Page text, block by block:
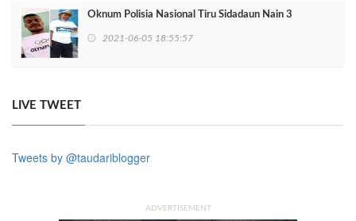
Oknum Polisia Nasional Tiru Sidadaun Nain 3
2021-06-05 18:55:57
LIVE TWEET
Tweets by @taudariblogger
ADVERTISEMENT